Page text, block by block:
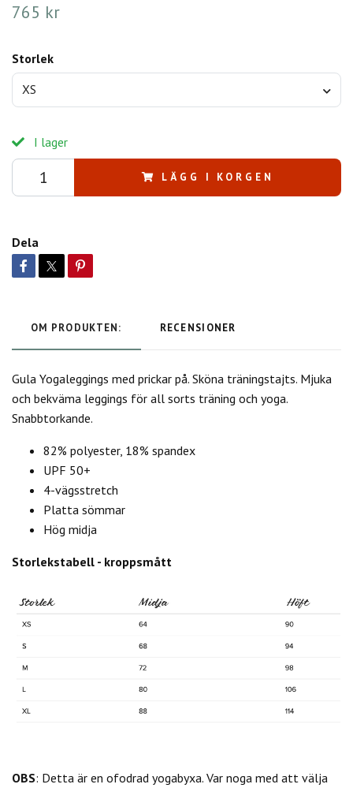
765 kr
Storlek
XS
I lager
LÄGG I KORGEN
Dela
OM PRODUKTEN: RECENSIONER
Gula Yogaleggings med prickar på. Sköna träningstajts. Mjuka
och bekväma leggings för all sorts träning och yoga.
Snabbtorkande.
82% polyester, 18% spandex
UPF 50+
4-vägsstretch
Platta sömmar
Hög midja
Storlekstabell - kroppsmått
OBS: Detta är en ofodrad yogabyxa. Var noga med att välja